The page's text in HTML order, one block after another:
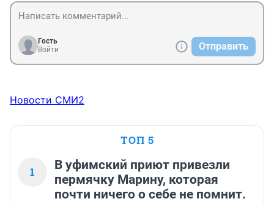
Гость
Войти
Отправить
Новости СМИ2
ТОП 5
1
В уфимский приют привезли
пермячку Марину, которая
почти ничего о себе не помнит.